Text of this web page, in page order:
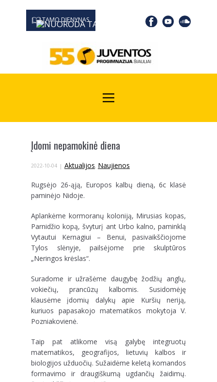
TAMO DIENYNAS
0667 19366
Įdomi nepamokinė diena
2022-10-04 Aktualijos, Naujienos
Rugsėjo 26-ąją, Europos kalbų dieną, 6c klasė
paminėjo Nidoje.
Aplankėme kormoranų koloniją, Mirusias kopas,
Parnidžio kopą, švyturį ant Urbo kalno, paminklą
Vytautui Kernagiui – Benui, pasivaikščiojome
Tylos slėnyje, pailsėjome prie skulptūros
„Neringos krėslas“.
Suradome ir užrašėme daugybę žodžių anglų,
vokiečių, prancūzų kalbomis. Susidomėję
klausėme įdomių dalykų apie Kuršių neriją,
kuriuos papasakojo matematikos mokytoja V.
Pozniakovienė.
Taip pat atlikome visą galybę integruotų
matematikos, geografijos, lietuvių kalbos ir
biologijos užduočių. Sužaidėme keletą komandos
formavimo ir draugiškumą ugdančių žaidimų.